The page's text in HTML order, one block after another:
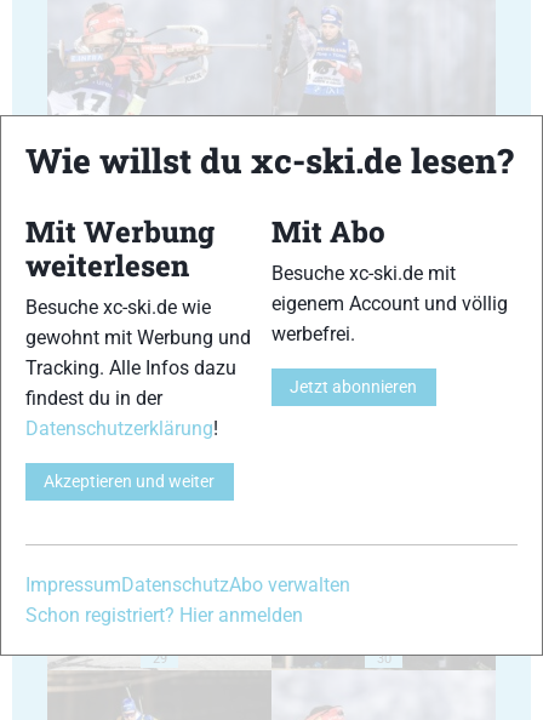
25 26
27
29 30
Wie willst du xc-ski.de lesen?
Mit Werbung
weiterlesen
Besuche xc-ski.de wie
gewohnt mit Werbung und
Tracking. Alle Infos dazu
findest du in der
Datenschutzerklärung!
Akzeptieren und weiter
Mit Abo
Besuche xc-ski.de mit
eigenem Account und völlig
werbefrei.
Jetzt abonnieren
ImpressumDatenschutzAbo verwalten
Schon registriert? Hier anmelden